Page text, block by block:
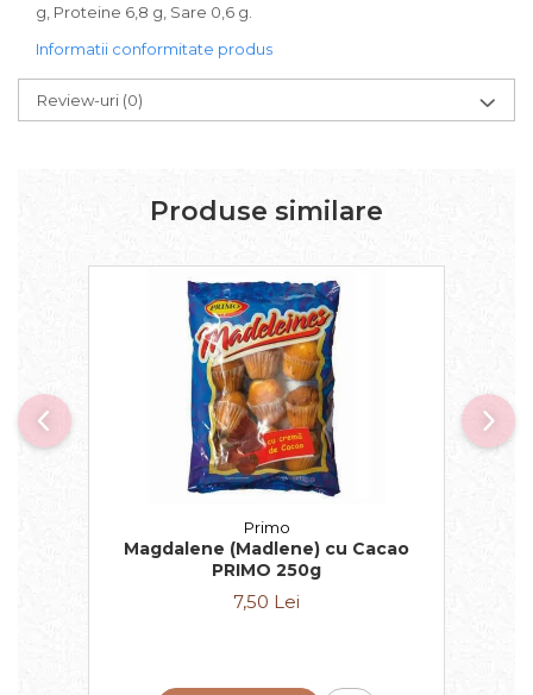
g, Proteine 6,8 g, Sare 0,6 g.
Informatii conformitate produs
Review-uri (0)
Produse similare
Primo
Magdalene (Madlene) cu Cacao
PRIMO 250g
7,50 Lei